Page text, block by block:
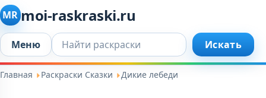
MR moi-raskraski.ru
Меню Искать... Искать
Главная Раскраски Сказки Дикие лебеди